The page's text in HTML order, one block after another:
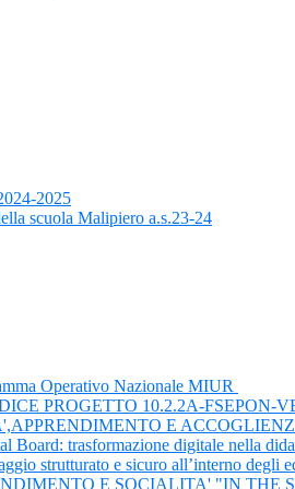
2025
scuola Malipiero a.s.23-24
Operativo Nazionale MIUR
PROGETTO 10.2.2A-FSEPON-
E
Board: trasformazione digitale nella
strutturato e sicuro all’interno degli
E SOCIALITA' "IN THE